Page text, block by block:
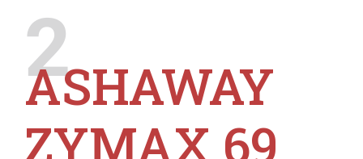
2
ASHAWAY
ZYMAX 69